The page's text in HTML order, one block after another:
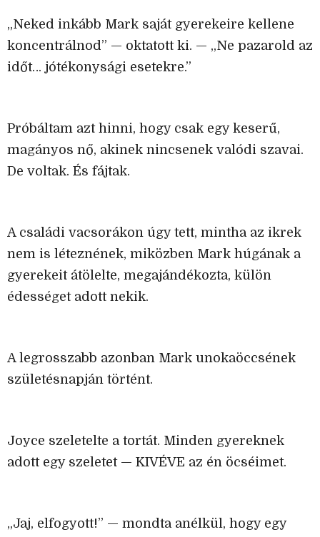
„Neked inkább Mark saját gyerekeire kellene
koncentrálnod” — oktatott ki. — „Ne pazarold az
időt… jótékonysági esetekre.”
Próbáltam azt hinni, hogy csak egy keserű,
magányos nő, akinek nincsenek valódi szavai.
De voltak. És fájtak.
A családi vacsorákon úgy tett, mintha az ikrek
nem is léteznének, miközben Mark húgának a
gyerekeit átölelte, megajándékozta, külön
édességet adott nekik.
A legrosszabb azonban Mark unokaöccsének
születésnapján történt.
Joyce szeletelte a tortát. Minden gyereknek
adott egy szeletet — KIVÉVE az én öcséimet.
„Jaj, elfogyott!” — mondta anélkül, hogy egy